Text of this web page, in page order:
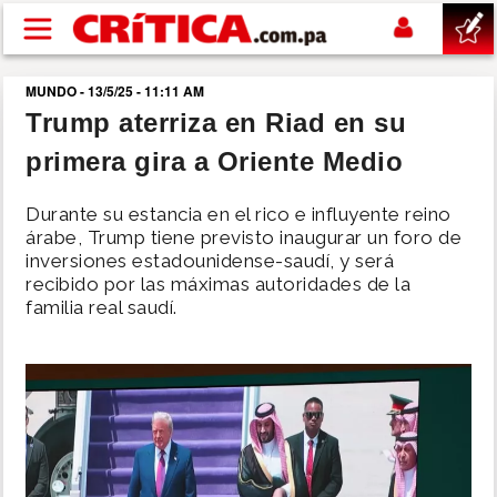
Pasar al contenido principal
buscar
SUCESOS
NACIONAL
POLÍTICA
DEPORTES
MUNDO
MUNDO - 13/5/25 - 11:11 AM
Trump aterriza en Riad en su
primera gira a Oriente Medio
Durante su estancia en el rico e influyente reino
árabe, Trump tiene previsto inaugurar un foro de
inversiones estadounidense-saudí, y será
recibido por las máximas autoridades de la
familia real saudí.